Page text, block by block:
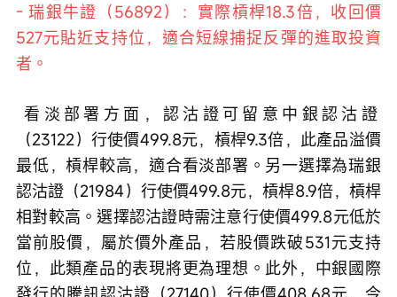
- 瑞銀牛證（56892）：實際槓桿18.3倍，收回價
527元貼近支持位，適合短線捕捉反彈的進取投資
者。
看淡部署方面，認沽證可留意中銀認沽證
（23122）行使價499.8元，槓桿9.3倍，此產品溢價
最低，槓桿較高，適合看淡部署。另一選擇為瑞銀
認沽證（21984）行使價499.8元，槓桿8.9倍，槓桿
相對較高。選擇認沽證時需注意行使價499.8元低於
當前股價，屬於價外產品，若股價跌破531元支持
位，此類產品的表現將更為理想。此外，中銀國際